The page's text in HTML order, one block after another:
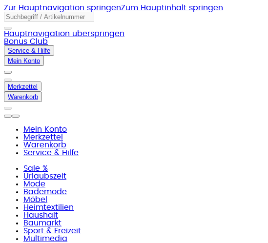
Zur Hauptnavigation springenZum Hauptinhalt springen
Hauptnavigation überspringen
Bonus Club
Service & Hilfe
Mein Konto
Merkzettel
Warenkorb
Mein Konto
Merkzettel
Warenkorb
Service & Hilfe
Sale %
Urlaubszeit
Mode
Bademode
Möbel
Heimtextilien
Haushalt
Baumarkt
Sport & Freizeit
Multimedia